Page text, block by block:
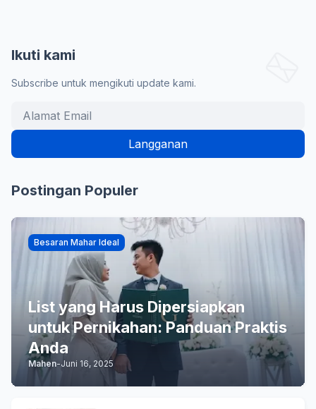
Ikuti kami
Subscribe untuk mengikuti update kami.
Postingan Populer
Besaran Mahar Ideal
List yang Harus Dipersiapkan
untuk Pernikahan: Panduan Praktis
Anda
Mahen-Juni 16, 2025